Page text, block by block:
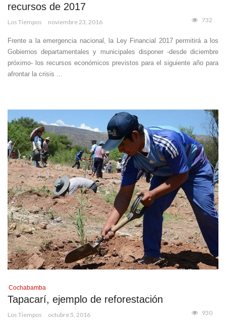
recursos de 2017
Los Tiempos noviembre 23, 2016 732
Frente a la emergencia nacional, la Ley Financial 2017 permitirá a los
Gobiernos departamentales y municipales disponer -desde diciembre
próximo- los recursos económicos previstos para el siguiente año para
afrontar la crisis ...
Cochabamba
Tapacarí, ejemplo de reforestación
Los Tiempos octubre 5, 2016 930